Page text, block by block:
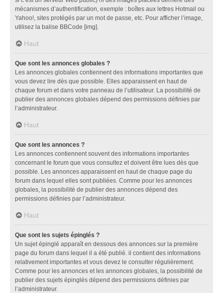
mécanismes d’authentification, exemple : boîtes aux lettres Hotmail ou
Yahoo!, sites protégés par un mot de passe, etc. Pour afficher l’image,
utilisez la balise BBCode [img].
Haut
Que sont les annonces globales ?
Les annonces globales contiennent des informations importantes que
vous devez lire dès que possible. Elles apparaissent en haut de
chaque forum et dans votre panneau de l’utilisateur. La possibilité de
publier des annonces globales dépend des permissions définies par
l’administrateur.
Haut
Que sont les annonces ?
Les annonces contiennent souvent des informations importantes
concernant le forum que vous consultez et doivent être lues dès que
possible. Les annonces apparaissent en haut de chaque page du
forum dans lequel elles sont publiées. Comme pour les annonces
globales, la possibilité de publier des annonces dépend des
permissions définies par l’administrateur.
Haut
Que sont les sujets épinglés ?
Un sujet épinglé apparaît en dessous des annonces sur la première
page du forum dans lequel il a été publié. il contient des informations
relativement importantes et vous devez le consulter régulièrement.
Comme pour les annonces et les annonces globales, la possibilité de
publier des sujets épinglés dépend des permissions définies par
l’administrateur.